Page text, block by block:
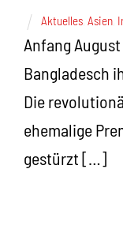
Aktuelles, Asien,
Anfang
Bangladesch
Die
ehemalige
gestürzt […]